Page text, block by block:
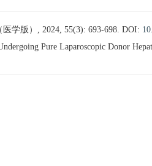
学版）, 2024, 55(3): 693-698. DOI:
Pure Laparoscopic Donor